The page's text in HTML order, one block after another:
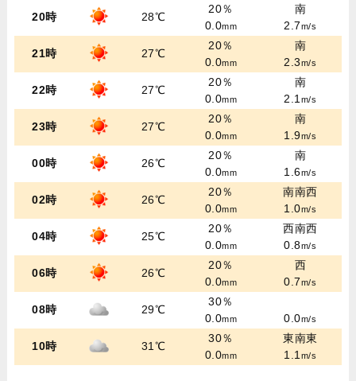
20時 28℃
20％
0.0mm
南
2.7m/s
21時 27℃
20％
0.0mm
南
2.3m/s
22時 27℃
20％
0.0mm
南
2.1m/s
23時 27℃
20％
0.0mm
南
1.9m/s
00時 26℃
20％
0.0mm
南
1.6m/s
02時 26℃
20％
0.0mm
南南西
1.0m/s
04時 25℃
20％
0.0mm
西南西
0.8m/s
06時 26℃
20％
0.0mm
西
0.7m/s
08時 29℃
30％
0.0mm 0.0m/s
10時 31℃
30％
0.0mm
東南東
1.1m/s